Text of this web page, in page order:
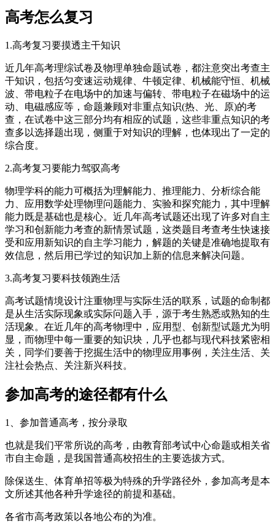
高考怎么复习
1.高考复习要摸透主干知识
近几年高考理综试卷及物理单独命题试卷，都注意突出考查主
干知识，包括匀变速运动规律、牛顿定律、机械能守恒、机械
波、带电粒子在电场中的加速与偏转、带电粒子在磁场中的运
动、电磁感应等，命题兼顾对非重点知识(热、光、原)的考
查，在试卷中这三部分均有相应的试题，这些非重点知识的考
查多以选择题出现，侧重于对知识的理解，也体现出了一定的
综合度。
2.高考复习要能力驾驭高考
物理学科的能力可概括为理解能力、推理能力、分析综合能
力、应用数学处理物理问题能力、实验和探究能力，其中理解
能力既是基础也是核心。近几年高考试题还出现了许多对自主
学习和创新能力考查的新情景试题，这类题目考查考生快速接
受和应用新知识的自主学习能力，解题的关键是准确地提取有
效信息，然后用已学过的知识加上新的信息来解决问题。
3.高考复习要科技领跑生活
高考试题情境设计注重物理与实际生活的联系，试题的命制都
是从生活实际现象或实际问题入手，源于考生熟悉或熟知的生
活现象。在近几年的高考物理中，应用型、创新型试题尤为明
显，而物理中每一重要的知识块，几乎也都与现代科技紧密相
关，同学们要善于挖掘生活中的物理应用事例，关注生活、关
注社会热点、关注新兴科技。
参加高考的途径都有什么
1、参加普通高考，按分录取
也就是我们平常所说的高考，由教育部考试中心命题或相关省
市自主命题，是我国普通高校招生的主要选拔方式。
除保送生、体育单招等极为特殊的升学路径外，参加高考是本
文所述其他各种升学途径的前提和基础。
各省市高考政策以各地公布的为准。